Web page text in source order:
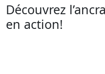
Découvrez
en action!